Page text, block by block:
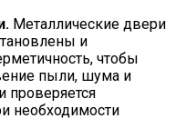
Металлические двери
и
чтобы
пыли, шума и
проверяется
необходимости